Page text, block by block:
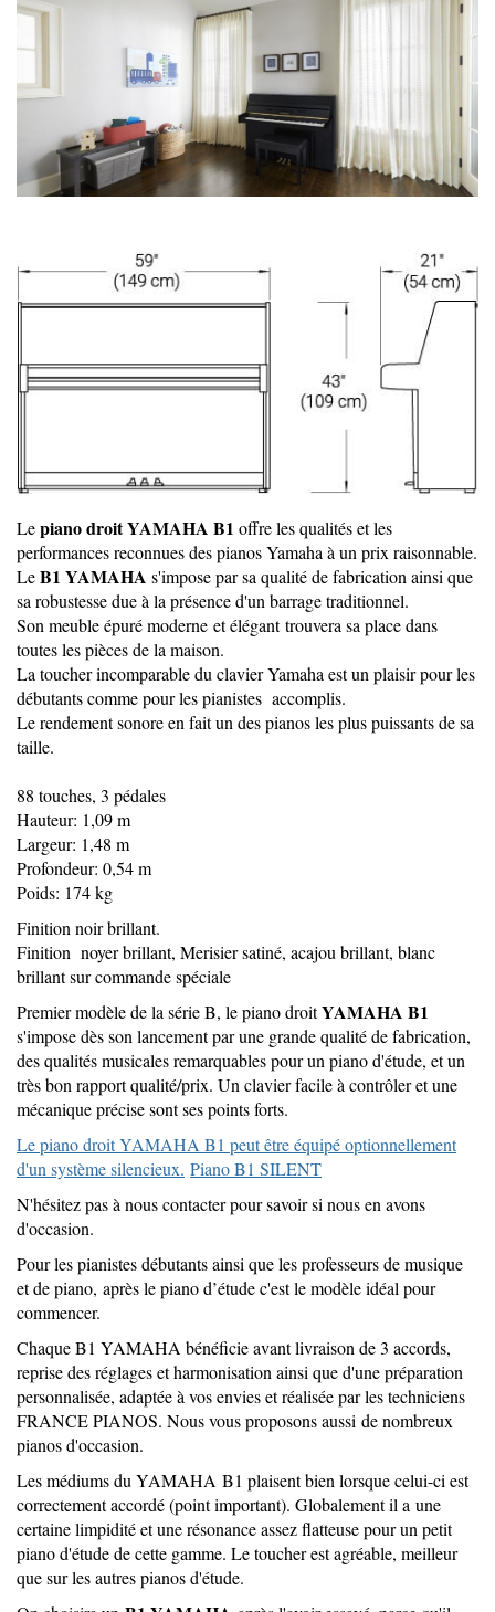
Lepiano droit YAMAHA B1 offre les qualités et les
performances reconnues des pianos Yamaha à un prix raisonnable.
LeB1 YAMAHA s'impose par sa qualité de fabrication ainsi que
sa robustesse due à la présence d'un barrage traditionnel.
Son meuble épuré moderne et élégant trouvera sa place dans
toutes les pièces de la maison.
La toucher incomparable du clavier Yamaha est un plaisir pour les
débutants comme pour les pianistes accomplis.
Le rendement sonore en fait un des pianos les plus puissants de sa
taille.
88 touches, 3 pédales
Hauteur: 1,09 m
Largeur: 1,48 m
Profondeur: 0,54 m
Poids: 174 kg
Finition noir brillant.
Finition noyer brillant, Merisier satiné, acajou brillant, blanc
brillant sur commande spéciale
Premier modèle de la série B, le piano droitYAMAHA B1
s'impose dès son lancement par une grande qualité de fabrication,
des qualités musicales remarquables pour un piano d'étude, et un
très bon rapport qualité/prix. Un clavier facile à contrôler et une
mécanique précise sont ses points forts.
Le piano droit YAMAHA B1 peut être équipé optionnellement
d'un système silencieux. Piano B1 SILENT
N'hésitez pas à nous contacter pour savoir si nous en avons
d'occasion.
Pour les pianistes débutants ainsi que les professeurs de musique
et de piano, après le piano d’étude c'est le modèle idéal pour
commencer.
Chaque B1 YAMAHA bénéficie avant livraison de 3 accords,
reprise des réglages et harmonisation ainsi que d'une préparation
personnalisée, adaptée à vos envies et réalisée par les techniciens
FRANCE PIANOS. Nous vous proposons aussi de nombreux
pianos d'occasion.
Les médiums du YAMAHA B1 plaisent bien lorsque celui-ci est
correctement accordé (point important). Globalement il a une
certaine limpidité et une résonance assez flatteuse pour un petit
piano d'étude de cette gamme. Le toucher est agréable, meilleur
que sur les autres pianos d'étude.